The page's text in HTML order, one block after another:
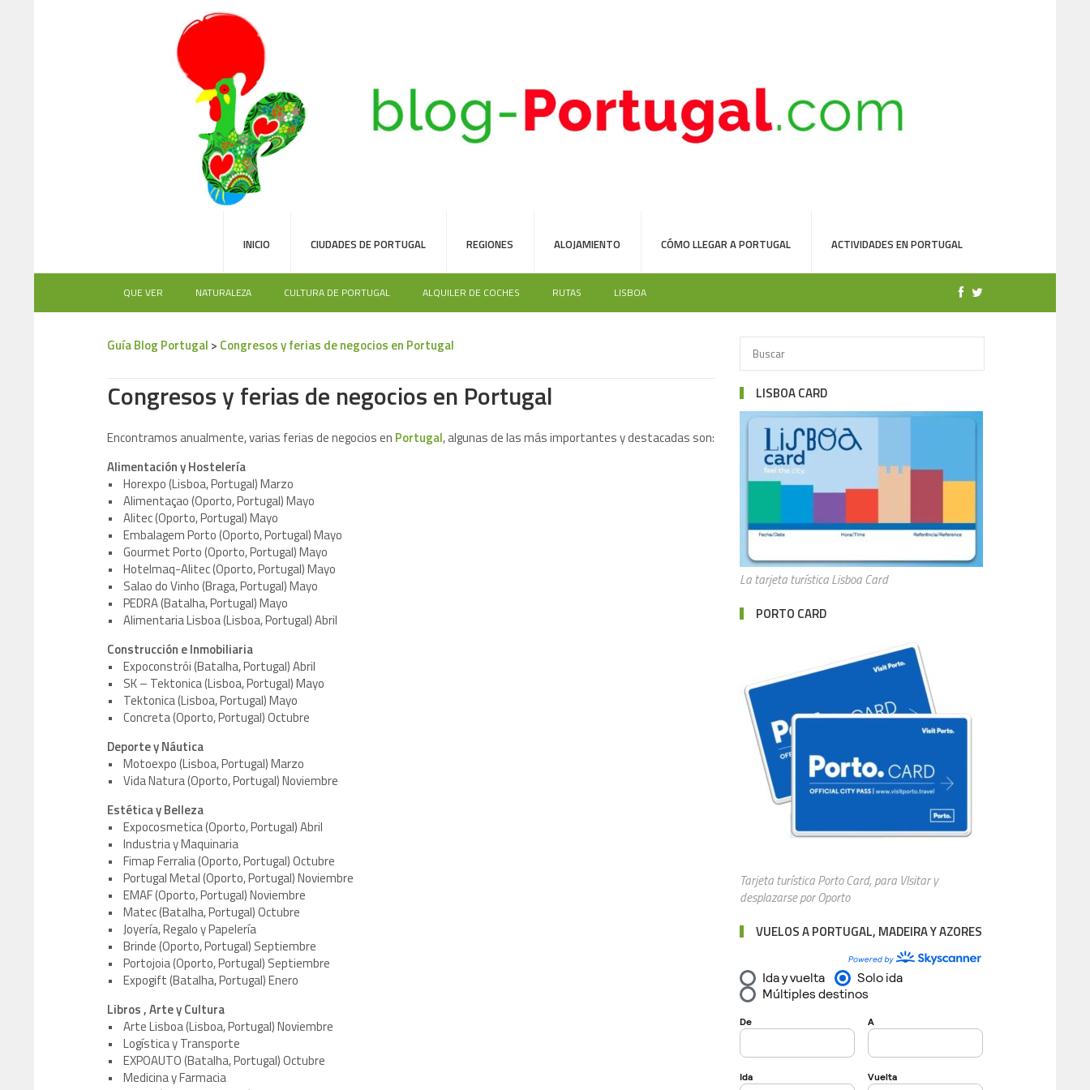
INICIO CIUDADES DE PORTUGAL REGIONES ALOJAMIENTO CÓMO LLEGAR A PORTUGAL ACTIVIDADES EN PORTUGAL
QUE VER NATURALEZA CULTURA DE PORTUGAL ALQUILER DE COCHES RUTAS LISBOA
Guía Blog Portugal > Congresos y ferias de negocios en Portugal
Congresos y ferias de negocios en Portugal
Encontramos anualmente, varias ferias de negocios en Portugal, algunas de las más importantes y destacadas son:
Alimentación y Hostelería
• Horexpo (Lisboa, Portugal) Marzo
• Alimentaçao (Oporto, Portugal) Mayo
• Alitec (Oporto, Portugal) Mayo
• Embalagem Porto (Oporto, Portugal) Mayo
• Gourmet Porto (Oporto, Portugal) Mayo
• Hotelmaq-Alitec (Oporto, Portugal) Mayo
• Salao do Vinho (Braga, Portugal) Mayo
• PEDRA (Batalha, Portugal) Mayo
• Alimentaria Lisboa (Lisboa, Portugal) Abril
Construcción e Inmobiliaria
• Expoconstrói (Batalha, Portugal) Abril
• SK – Tektonica (Lisboa, Portugal) Mayo
• Tektonica (Lisboa, Portugal) Mayo
• Concreta (Oporto, Portugal) Octubre
Deporte y Náutica
• Motoexpo (Lisboa, Portugal) Marzo
• Vida Natura (Oporto, Portugal) Noviembre
Estética y Belleza
• Expocosmetica (Oporto, Portugal) Abril
• Industria y Maquinaria
• Fimap Ferralia (Oporto, Portugal) Octubre
• Portugal Metal (Oporto, Portugal) Noviembre
• EMAF (Oporto, Portugal) Noviembre
• Matec (Batalha, Portugal) Octubre
• Joyería, Regalo y Papelería
• Brinde (Oporto, Portugal) Septiembre
• Portojoia (Oporto, Portugal) Septiembre
• Expogift (Batalha, Portugal) Enero
Libros , Arte y Cultura
• Arte Lisboa (Lisboa, Portugal) Noviembre
• Logística y Transporte
• EXPOAUTO (Batalha, Portugal) Octubre
• Medicina y Farmacia
LISBOA CARD
La tarjeta turística Lisboa Card
PORTO CARD
Tarjeta turística Porto Card, para VIsitar y
desplazarse por Oporto
VUELOS A PORTUGAL, MADEIRA Y AZORES